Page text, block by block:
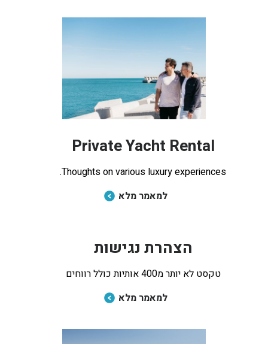
Private Yacht Rental
Thoughts on various luxury experiences.
למאמר מלא
הצהרת נגישות
טקסט לא יותר מ400 אותיות כולל רווחים
למאמר מלא